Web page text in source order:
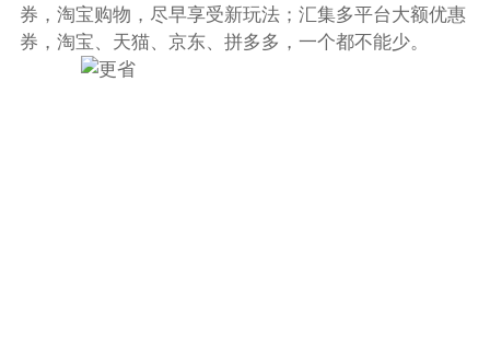
券，淘宝购物，尽早享受新玩法；汇集多平台大额优惠
券，淘宝、天猫、京东、拼多多，一个都不能少。